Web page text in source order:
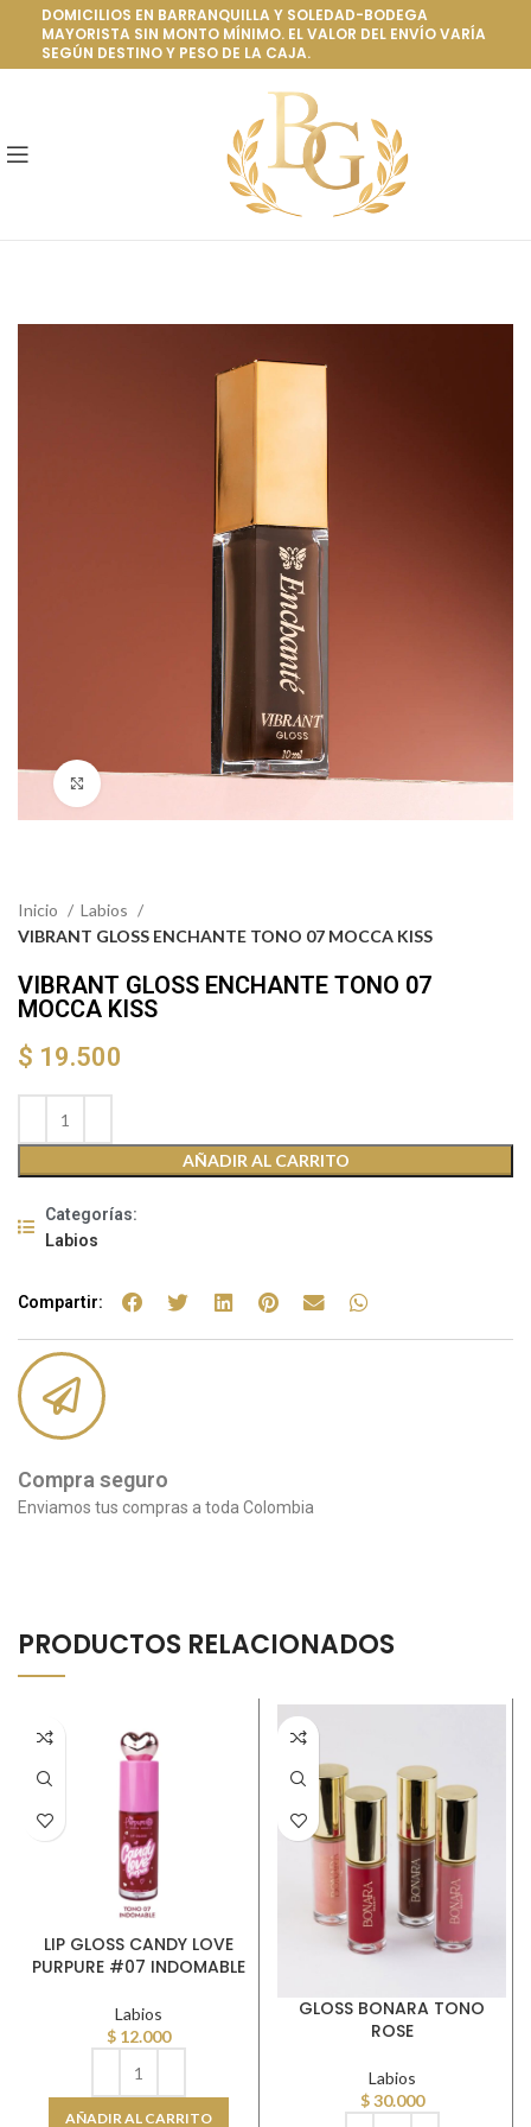
DOMICILIOS EN BARRANQUILLA Y SOLEDAD-BODEGA
MAYORISTA SIN MONTO MÍNIMO. EL VALOR DEL ENVÍO VARÍA
SEGÚN DESTINO Y PESO DE LA CAJA.
Click to enlarge
Inicio
Labios
VIBRANT GLOSS ENCHANTE TONO 07 MOCCA KISS
VIBRANT GLOSS ENCHANTE TONO 07
MOCCA KISS
$ 19.500
AÑADIR AL CARRITO
Categorías:
Labios
Compartir:
Compra seguro
Enviamos tus compras a toda Colombia
PRODUCTOS RELACIONADOS
LIP GLOSS CANDY LOVE
PURPURE #07 INDOMABLE
Labios
$12.000
AÑADIR AL CARRITO
GLOSS BONARA TONO
ROSE
Labios
$30.000